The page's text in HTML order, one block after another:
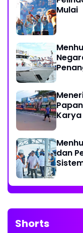
Mulai
Karya
dan
Shorts